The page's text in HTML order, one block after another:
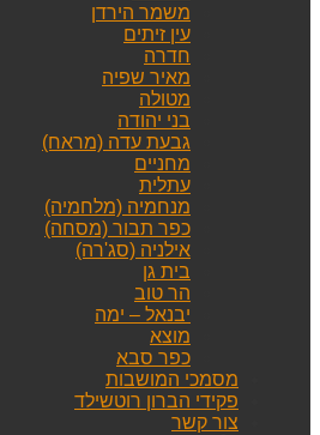
משמר הירדן
עין זיתים
חדרה
מאיר שפיה
מטולה
בני יהודה
גבעת עדה (מראח)
מחניים
עתלית
מנחמיה (מלחמיה)
כפר תבור (מסחה)
אילניה (סג'רה)
בית גן
הר טוב
יבנאל – ימה
מוצא
כפר סבא
מסמכי המושבות
פקידי הברון רוטשילד
צור קשר